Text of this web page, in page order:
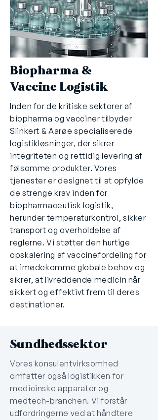
Biopharma &
Vaccine Logistik
Inden for de kritiske sektorer af
biopharma og vacciner tilbyder
Slinkert & Aarøe specialiserede
logistikløsninger, der sikrer
integriteten og rettidig levering af
følsomme produkter. Vores
tjenester er designet til at opfylde
de strenge krav inden for
biopharmaceutisk logistik,
herunder temperaturkontrol, sikker
transport og overholdelse af
reglerne. Vi støtter den hurtige
opskalering af vaccinefordeling for
at imødekomme globale behov og
sikrer, at livreddende medicin når
sikkert og effektivt frem til deres
destinationer.
Sundhedssektor
Vores konsulentvirksomhed
omfatter også logistikken for
medicinske apparater og
medtech-branchen. Vi forstår
udfordringerne ved at håndtere